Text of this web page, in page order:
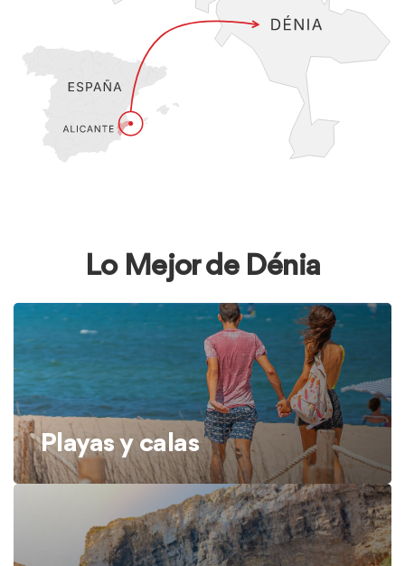
Lo Mejor de Dénia
Playas y calas